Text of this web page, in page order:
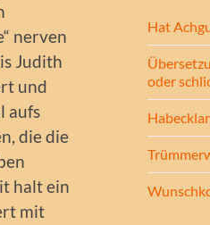
nerven
Judith
und
aufs
die die
halt ein
mit
Hat
oder